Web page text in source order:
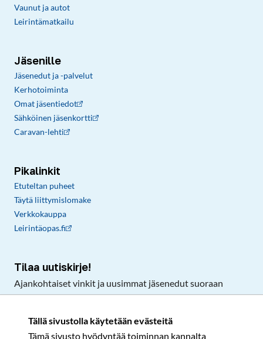
Tällä sivustolla käytetään evästeitä
Tämä sivusto hyödyntää toiminnan kannalta
Vaunut ja autot
Leirintämatkailu
Jäsenille
Jäsenedut ja -palvelut
Kerhotoiminta
Omat jäsentiedot
Sähköinen jäsenkortti
Caravan-lehti
Pikalinkit
Etuteltan puheet
Täytä liittymislomake
Verkkokauppa
Leirintäopas.fi
Tilaa uutiskirje!
Ajankohtaiset vinkit ja uusimmat jäsenedut suoraan